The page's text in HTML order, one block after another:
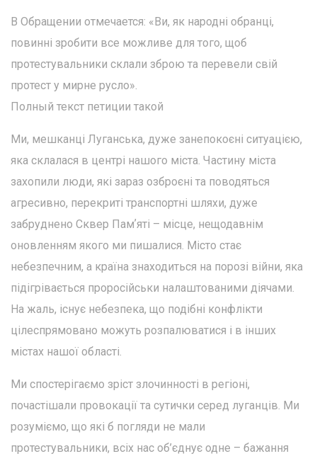
В Обращении отмечается: «Ви, як народні обранці,
повинні зробити все можливе для того, щоб
протестувальники склали зброю та перевели свій
протест у мирне русло».
Полный текст петиции такой
Ми, мешканці Луганська, дуже занепокоєні ситуацією,
яка склалася в центрі нашого міста. Частину міста
захопили люди, які зараз озброєні та поводяться
агресивно, перекриті транспортні шляхи, дуже
забруднено Сквер Памʼяті – місце, нещодавнім
оновленням якого ми пишалися. Місто стає
небезпечним, а країна знаходиться на порозі війни, яка
підігрівається проросійськи налаштованими діячами.
На жаль, існує небезпека, що подібні конфлікти
цілеспрямовано можуть розпалюватися і в інших
містах нашої області.
Ми спостерігаємо зріст злочинності в регіоні,
почастішали провокації та сутички серед луганців. Ми
розуміємо, що які б погляди не мали
протестувальники, всіх нас об’єднує одне – бажання